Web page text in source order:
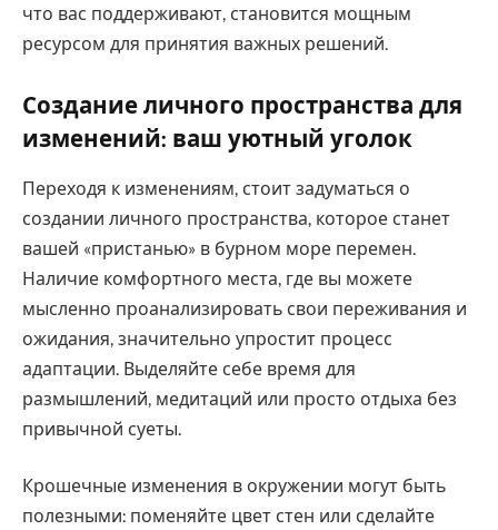
что вас поддерживают, становится мощным
ресурсом для принятия важных решений.
Создание личного пространства для
изменений: ваш уютный уголок
Переходя к изменениям, стоит задуматься о
создании личного пространства, которое станет
вашей «пристанью» в бурном море перемен.
Наличие комфортного места, где вы можете
мысленно проанализировать свои переживания и
ожидания, значительно упростит процесс
адаптации. Выделяйте себе время для
размышлений, медитаций или просто отдыха без
привычной суеты.
Крошечные изменения в окружении могут быть
полезными: поменяйте цвет стен или сделайте